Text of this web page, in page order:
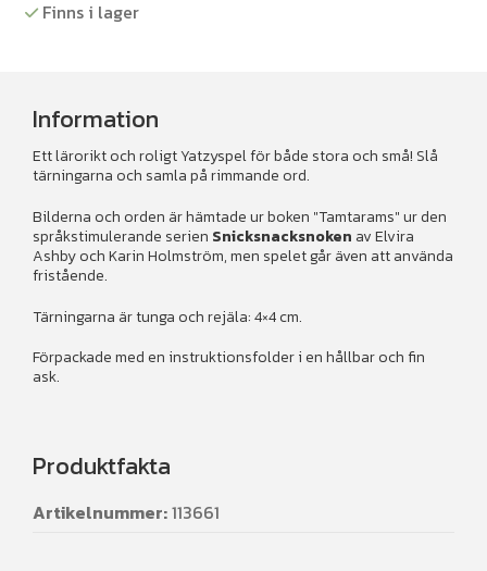
Finns i lager
Information
Ett lärorikt och roligt Yatzyspel för både stora och små! Slå
tärningarna och samla på rimmande ord.
Bilderna och orden är hämtade ur boken "Tamtarams" ur den
språkstimulerande serien Snicksnacksnoken av Elvira
Ashby och Karin Holmström, men spelet går även att använda
fristående.
Tärningarna är tunga och rejäla: 4×4 cm.
Förpackade med en instruktionsfolder i en hållbar och fin
ask.
Produktfakta
Artikelnummer:113661